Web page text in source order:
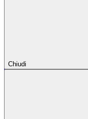
Chiudi